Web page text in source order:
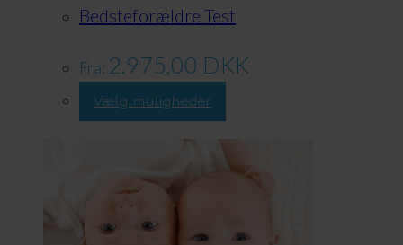
Bedsteforældre Test
Fra: 2.975,00 DKK
Vælg muligheder
produkt
flere
Valgmulighederne